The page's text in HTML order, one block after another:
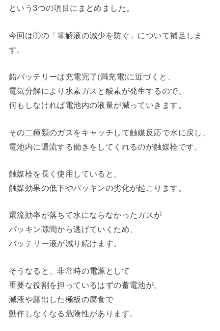
という3つの項目にまとめました。
今回は①の「電解液の減少を防ぐ」について補足しま
す。
鉛バッテリーは充電完了(満充電)に近づくと、
電気分解により水素ガスと酸素が発生するので、
何もしなければ電池内の液量が減っていきます。
その二種類のガスをキャッチして触媒反応で水に戻し、
電池内に還流する働きをしてくれるのが触媒栓です。
触媒栓を長く使用していると、
触媒効果の低下やパッキンの劣化が起こります。
還流効率が落ちて水にならなかったガスが
パッキン隙間から逃げていくため、
バッテリー液が減り続けます。
そうなると、非常時の電源として
重要な役割を担っているはずの蓄電池が、
減液や露出した極板の腐食で
動作しなくなる危険性があります。